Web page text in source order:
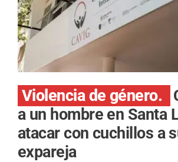
Violencia de género.
a un hombre en Santa
atacar con cuchillos a
expareja